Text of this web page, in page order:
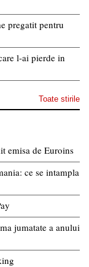
pregatit pentru
l-ai pierde in
Toate stirile
emisa de Euroins
ce se intampla
jumatate a anului